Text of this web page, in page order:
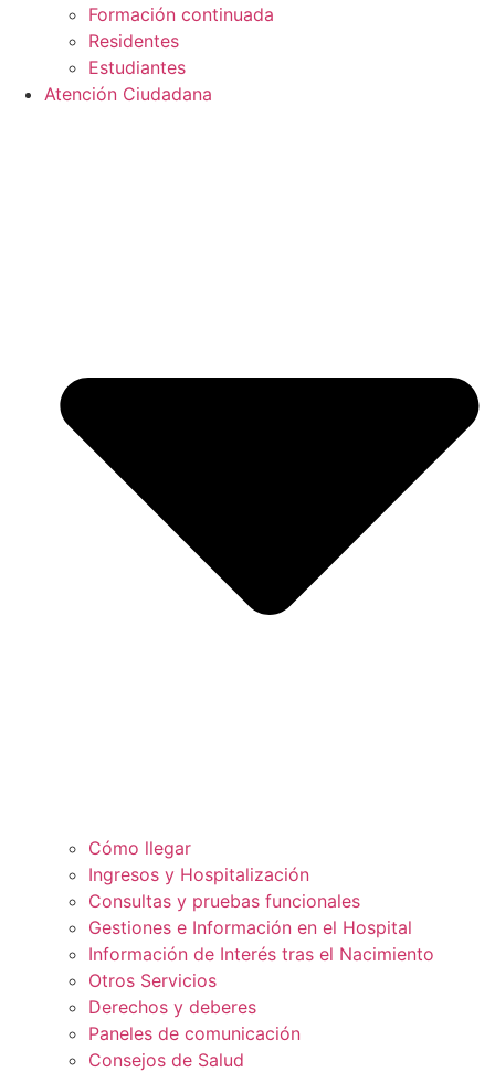
Formación continuada
Residentes
Estudiantes
Atención Ciudadana
Cómo llegar
Ingresos y Hospitalización
Consultas y pruebas funcionales
Gestiones e Información en el Hospital
Información de Interés tras el Nacimiento
Otros Servicios
Derechos y deberes
Paneles de comunicación
Consejos de Salud